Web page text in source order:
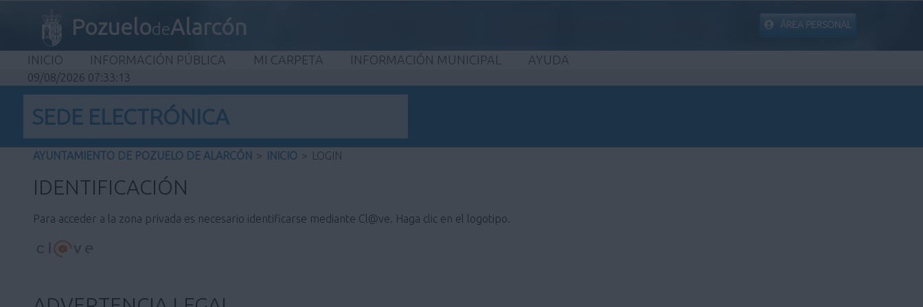
PozuelodeAlarcón ÁREA PERSONAL
INICIO INFORMACIÓN PÚBLICA MI CARPETA INFORMACIÓN MUNICIPAL AYUDA
09/08/2026 07:33:13
SEDE ELECTRÓNICA
AYUNTAMIENTO DE POZUELO DE ALARCÓN > INICIO > LOGIN
IDENTIFICACIÓN
Para acceder a la zona privada es necesario identificarse mediante Cl@ve. Haga clic en el logotipo.